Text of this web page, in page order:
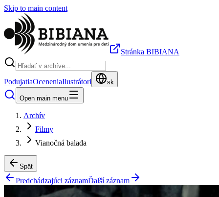
Skip to main content
Stránka BIBIANA
PodujatiaOceneniaIlustrátori sk
Open main menu
Archív
Filmy
Vianočná balada
Späť
Predchádzajúci záznamĎalší záznam